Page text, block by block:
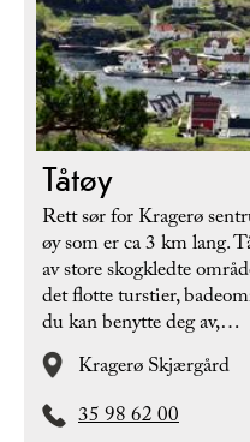
Tåtøy
Rett sør for Kragerø
øy som er ca 3 km lang.
av store skogkledte
det flotte turstier,
du kan benytte deg av,…
Kragerø Skjærgård
35 98 62 00